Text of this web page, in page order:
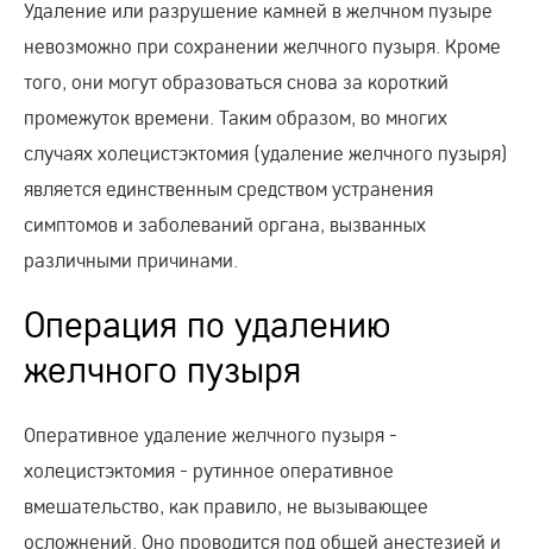
Удаление или разрушение камней в желчном пузыре
невозможно при сохранении желчного пузыря. Кроме
того, они могут образоваться снова за короткий
промежуток времени. Таким образом, во многих
случаях холецистэктомия (удаление желчного пузыря)
является единственным средством устранения
симптомов и заболеваний органа, вызванных
различными причинами.
Операция по удалению
желчного пузыря
Оперативное удаление желчного пузыря -
холецистэктомия - рутинное оперативное
вмешательство, как правило, не вызывающее
осложнений. Оно проводится под общей анестезией и